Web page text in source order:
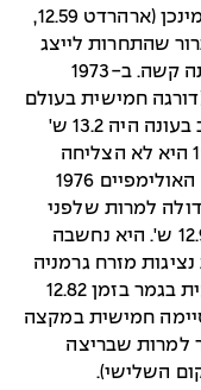
גרמניה היו 3 נציגות בגמר האולימפי במינכן (ארהרדט 12.59,
ואנרוז קרומפהולץ 13.27) ברור שהתחרות לייצג
את המדינה באירועים בין לאומיים הייתה קשה. ב-1973
שאלר הישג של 13.0 ש' (דורגה חמישית בעולם
בשנה זו, בגיל 21) וב-1974 הישגה הטוב בעונה היה 13.2 ש'
והיא דורגה במקום ה-12 בעולם. ב-1975 היא לא הצליחה
לרדת מ-13.50 ולכן ניצחונה במשחקים האולימפיים 1976
גדולה למרות שלפני
המשחקים היא קבעה שיא אישי של 12.99 ש'. היא נחשבה
מזרח גרמניה
(האחרות היו גודרון ברנד שסיימה רביעית בגמר בזמן 12.82
חמישית במקצה
של חצי הגמר למרות שבריצה
השלישי).